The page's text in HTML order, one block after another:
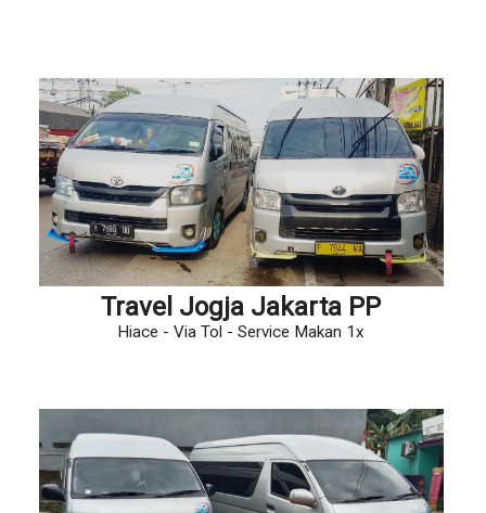
Travel Jogja Jakarta PP
Hiace - Via Tol - Service Makan 1x